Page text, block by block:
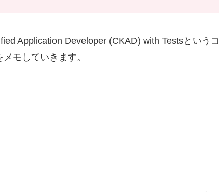
Application Developer (CKAD) with Testsというコ
モしていきます。